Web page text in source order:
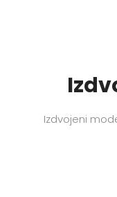
Izdvojeni